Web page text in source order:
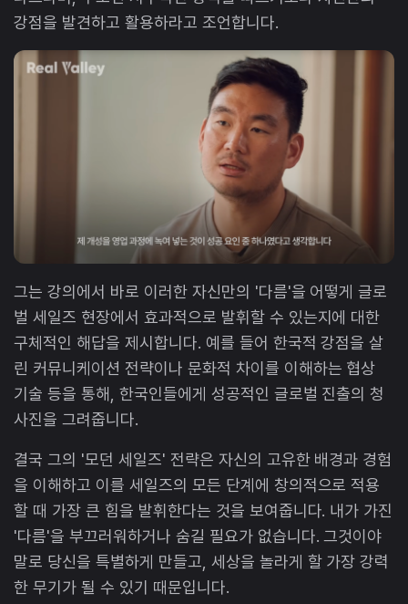
강점을 발견하고 활용하라고 조언합니다.
그는 강의에서 바로 이러한 자신만의 '다름'을 어떻게 글로
벌 세일즈 현장에서 효과적으로 발휘할 수 있는지에 대한
구체적인 해답을 제시합니다. 예를 들어 한국적 강점을 살
린 커뮤니케이션 전략이나 문화적 차이를 이해하는 협상
기술 등을 통해, 한국인들에게 성공적인 글로벌 진출의 청
사진을 그려줍니다.
결국 그의 '모던 세일즈' 전략은 자신의 고유한 배경과 경험
을 이해하고 이를 세일즈의 모든 단계에 창의적으로 적용
할 때 가장 큰 힘을 발휘한다는 것을 보여줍니다. 내가 가진
'다름'을 부끄러워하거나 숨길 필요가 없습니다. 그것이야
말로 당신을 특별하게 만들고, 세상을 놀라게 할 가장 강력
한 무기가 될 수 있기 때문입니다.